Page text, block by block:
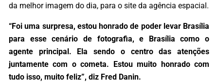
da melhor imagem do dia, para o site da agência espacial.
“Foi uma surpresa, estou honrado de poder levar Brasília
para esse cenário de fotografia, e Brasília como o
agente principal. Ela sendo o centro das atenções
juntamente com o cometa. Estou muito honrado com
tudo isso, muito feliz”, diz Fred Danin.